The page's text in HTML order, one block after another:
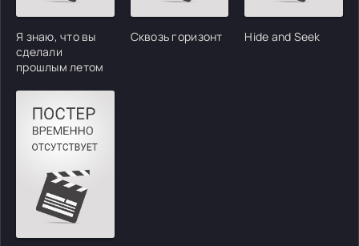
Я знаю, что вы
сделали
прошлым летом
Сквозь горизонт Hide and Seek